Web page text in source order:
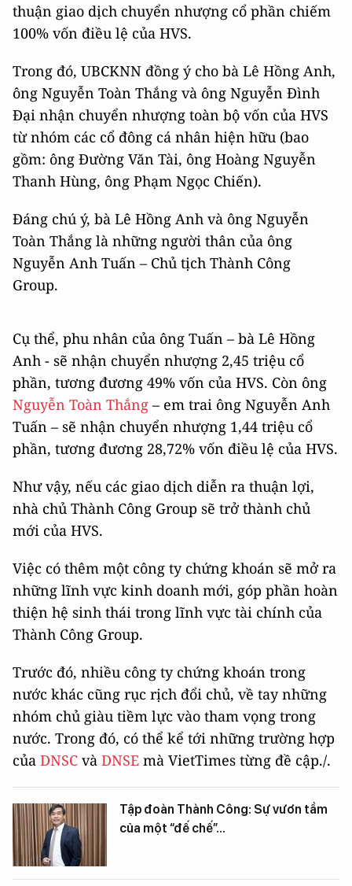
thuận giao dịch chuyển nhượng cổ phần chiếm
100% vốn điều lệ của HVS.
Trong đó, UBCKNN đồng ý cho bà Lê Hồng Anh,
ông Nguyễn Toàn Thắng và ông Nguyễn Đình
Đại nhận chuyển nhượng toàn bộ vốn của HVS
từ nhóm các cổ đông cá nhân hiện hữu (bao
gồm: ông Đường Văn Tài, ông Hoàng Nguyễn
Thanh Hùng, ông Phạm Ngọc Chiến).
Đáng chú ý, bà Lê Hồng Anh và ông Nguyễn
Toàn Thắng là những người thân của ông
Nguyễn Anh Tuấn – Chủ tịch Thành Công
Group.
Cụ thể, phu nhân của ông Tuấn – bà Lê Hồng
Anh - sẽ nhận chuyển nhượng 2,45 triệu cổ
phần, tương đương 49% vốn của HVS. Còn ông
Nguyễn Toàn Thắng – em trai ông Nguyễn Anh
Tuấn – sẽ nhận chuyển nhượng 1,44 triệu cổ
phần, tương đương 28,72% vốn điều lệ của HVS.
Như vậy, nếu các giao dịch diễn ra thuận lợi,
nhà chủ Thành Công Group sẽ trở thành chủ
mới của HVS.
Việc có thêm một công ty chứng khoán sẽ mở ra
những lĩnh vực kinh doanh mới, góp phần hoàn
thiện hệ sinh thái trong lĩnh vực tài chính của
Thành Công Group.
Trước đó, nhiều công ty chứng khoán trong
nước khác cũng rục rịch đổi chủ, về tay những
nhóm chủ giàu tiềm lực vào tham vọng trong
nước. Trong đó, có thể kể tới những trường hợp
của DNSC và DNSE mà VietTimes từng đề cập./.
Tập đoàn Thành Công: Sự vươn tầm
của một “đế chế”...